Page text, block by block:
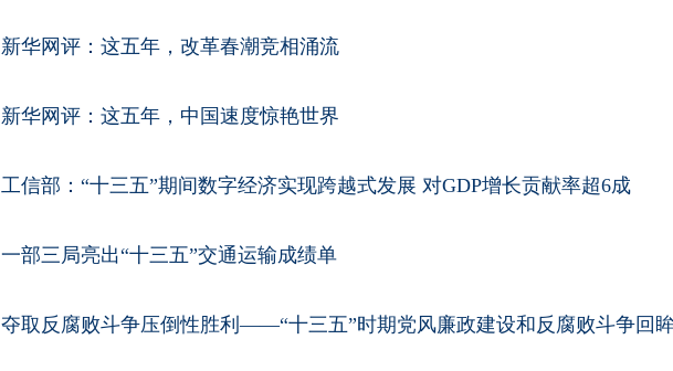
新华网评：这五年，改革春潮竞相涌流
新华网评：这五年，中国速度惊艳世界
工信部：“十三五”期间数字经济实现跨越式发展 对GDP增长贡献率超6成
一部三局亮出“十三五”交通运输成绩单
夺取反腐败斗争压倒性胜利——“十三五”时期党风廉政建设和反腐败斗争回